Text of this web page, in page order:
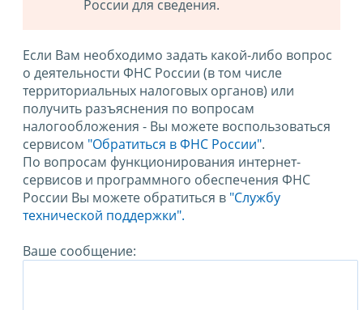
России для сведения.
Если Вам необходимо задать какой-либо вопрос
о деятельности ФНС России (в том числе
территориальных налоговых органов) или
получить разъяснения по вопросам
налогообложения - Вы можете воспользоваться
сервисом "Обратиться в ФНС России".
По вопросам функционирования интернет-
сервисов и программного обеспечения ФНС
России Вы можете обратиться в "Службу
технической поддержки".
Ваше сообщение: